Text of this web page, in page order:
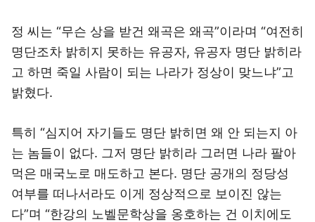
정 씨는 “무슨 상을 받건 왜곡은 왜곡”이라며 “여전히
명단조차 밝히지 못하는 유공자, 유공자 명단 밝히라
고 하면 죽일 사람이 되는 나라가 정상이 맞느냐”고
밝혔다.
특히 “심지어 자기들도 명단 밝히면 왜 안 되는지 아
는 놈들이 없다. 그저 명단 밝히라 그러면 나라 팔아
먹은 매국노로 매도하고 본다. 명단 공개의 정당성
여부를 떠나서라도 이게 정상적으로 보이진 않는
다”며 “한강의 노벨문학상을 옹호하는 건 이치에도